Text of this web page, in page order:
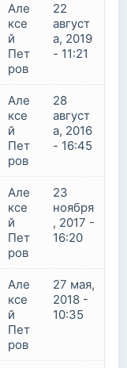
Але
ксе
й
Пет
ров
22
август
а, 2019
- 11:21
Але
ксе
й
Пет
ров
28
август
а, 2016
- 16:45
Але
ксе
й
Пет
ров
23
ноября
, 2017 -
16:20
Але
ксе
й
Пет
ров
27 мая,
2018 -
10:35